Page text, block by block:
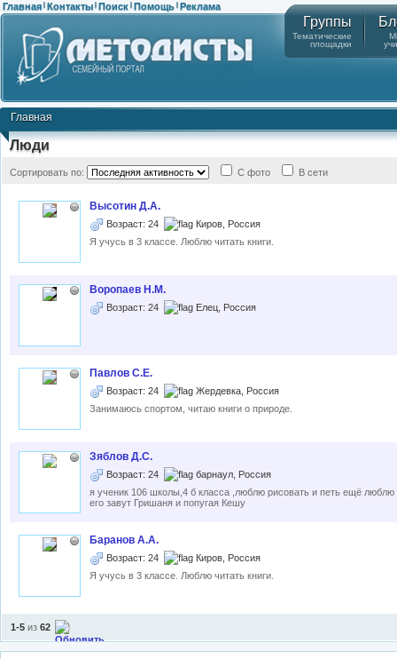
Главная | Контакты | Поиск | Помощь | Реклама
Группы
Тематические
площадки
Главная
Люди
Сортировать по: С фото В сети
Высотин Д.А.
Возраст: 24
Киров, Россия
Я учусь в 3 классе. Люблю читать книги.
Воропаев Н.М.
Возраст: 24 Елец, Россия
Павлов С.Е.
Возраст: 24
Жердевка, Россия
Занимаюсь спортом, читаю книги о природе.
Зяблов Д.С.
Возраст: 24
барнаул, Россия
я ученик 106 школы,4 б класса ,люблю рисовать и петь ещё люблю
его завут Гришаня и попугая Кешу
Баранов А.А.
Возраст: 24
Киров, Россия
Я учусь в 3 классе. Люблю читать книги.
1-5 из 62